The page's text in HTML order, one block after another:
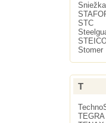
Sniežka
STC
Stomer
T
TEGRA